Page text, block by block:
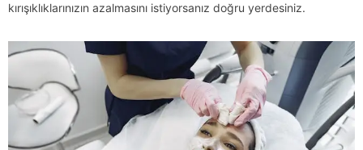
kırışıklıklarınızın azalmasını istiyorsanız doğru yerdesiniz.